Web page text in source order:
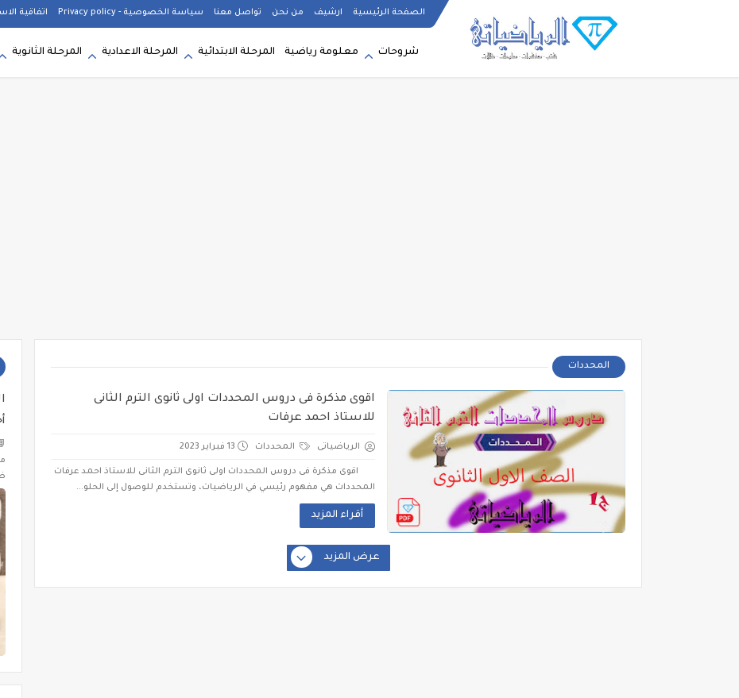
الصفحة الرئيسية ارشيف من نحن تواصل معنا سياسة الخصوصية - Privacy policy اتفاقية
شروحات معلومة رياضية المرحلة الابتدائية المرحلة الاعدادية المرحلة الثانوية
المحددات
اقوى مذكرة فى دروس المحددات اولى ثانوى الترم الثانى
للاستاذ احمد عرفات
الرياضياتى المحددات 13 فبراير 2023
اقوى مذكرة فى دروس المحددات اولى ثانوى الترم الثانى للاستاذ احمد عرفات
المحددات هي مفهوم رئيسي في الرياضيات، وتستخدم للوصول إلى الحلو...
أقراء المزيد
عرض المزيد